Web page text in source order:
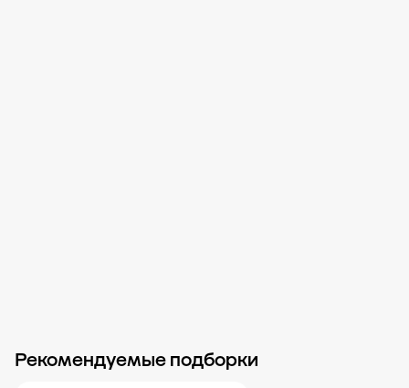
Рекомендуемые подборки
Новости компании Журнал ЗОЛОТОЙ Блог